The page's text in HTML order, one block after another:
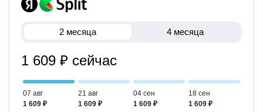
2 месяца 4 месяца
1 609 ₽ сейчас
07 авг
1 609 ₽
21 авг
1 609 ₽
04 сен
1 609 ₽
18 сен
1 609 ₽